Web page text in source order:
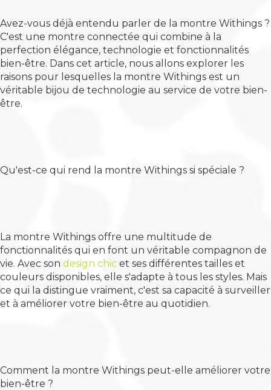
Avez-vous déjà entendu parler de la montre Withings ?
C'est une montre connectée qui combine à la
perfection élégance, technologie et fonctionnalités
bien-être. Dans cet article, nous allons explorer les
raisons pour lesquelles la montre Withings est un
véritable bijou de technologie au service de votre bien-
être.
Qu'est-ce qui rend la montre Withings si spéciale ?
La montre Withings offre une multitude de
fonctionnalités qui en font un véritable compagnon de
vie. Avec son design chic et ses différentes tailles et
couleurs disponibles, elle s'adapte à tous les styles. Mais
ce qui la distingue vraiment, c'est sa capacité à surveiller
et à améliorer votre bien-être au quotidien.
Comment la montre Withings peut-elle améliorer votre
bien-être ?